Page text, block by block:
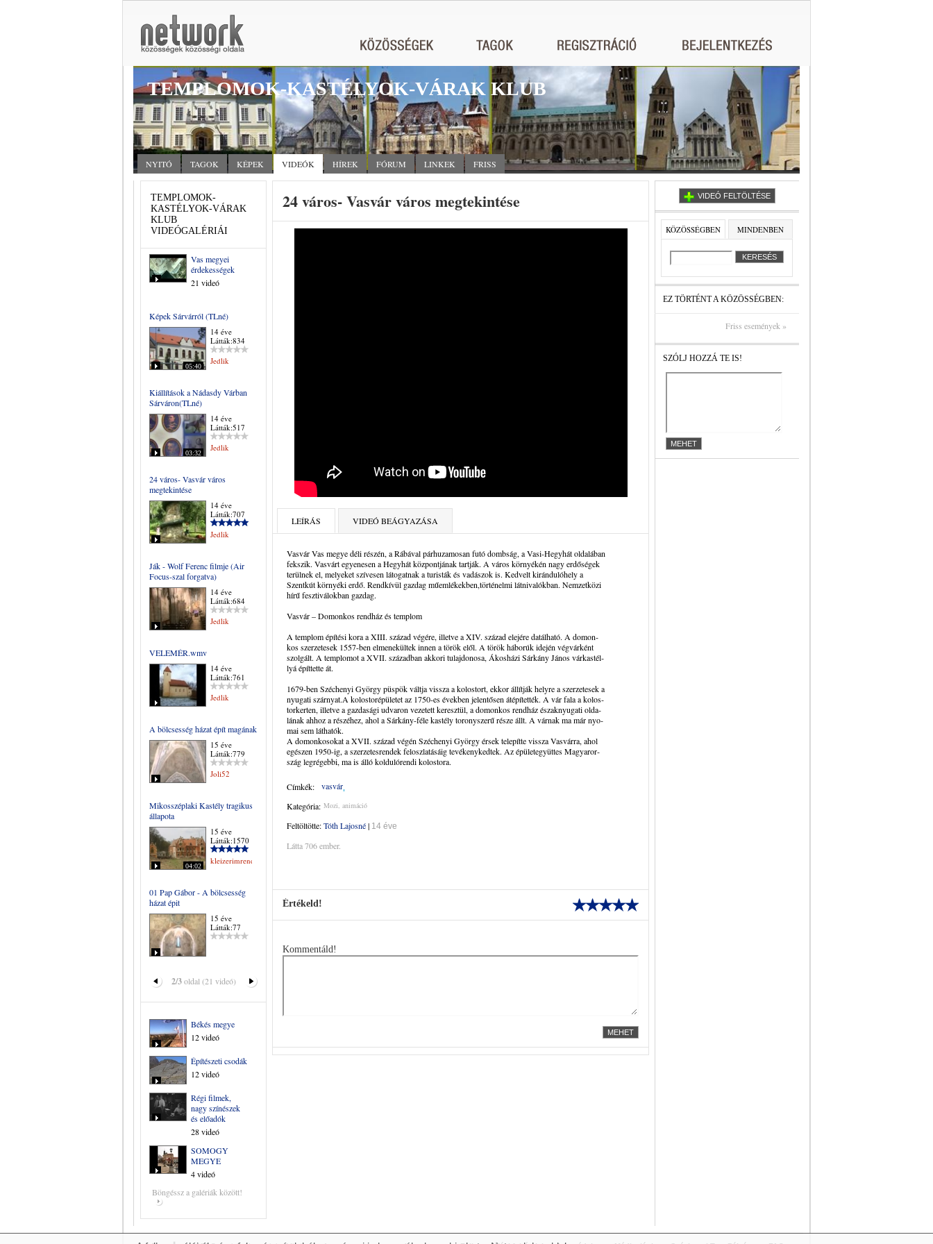
TEMPLOMOK-KASTÉLYOK-VÁRAK KLUB
NYITÓ TAGOK KÉPEK VIDEÓK HÍREK FÓRUM LINKEK FRISS
TEMPLOMOK-
KASTÉLYOK-VÁRAK
KLUB
VIDEÓGALÉRIÁI
Vas megyei
érdekességek
21 videó
Képek Sárvárról (TLné)
05:40
14 éve
Látták:834
Jedlik
Kiállítások a Nádasdy Várban
Sárváron(TLné)
03:32
14 éve
Látták:517
Jedlik
24 város- Vasvár város
megtekintése
14 éve
Látták:707
Jedlik
Ják - Wolf Ferenc filmje (Air
Focus-szal forgatva)
14 éve
Látták:684
Jedlik
VELEMÉR.wmv
14 éve
Látták:761
Jedlik
A bölcsesség házat épít magának
15 éve
Látták:779
Joli52
Mikosszéplaki Kastély tragikus
állapota
04:02
15 éve
Látták:1570
kleizerimrene
01 Pap Gábor - A bölcsesség
házat épit
15 éve
Látták:77
2/3oldal (21 videó)
Békés megye
12 videó
Építészeti csodák
12 videó
Régi filmek,
nagy színészek
és előadók
28 videó
SOMOGY
MEGYE
4 videó
Böngéssz a galériák között!
24 város- Vasvár város megtekintése
LEÍRÁS VIDEÓ BEÁGYAZÁSA
Vasvár Vas megye déli részén, a Rábával párhuzamosan futó dombság, a Vasi-Hegyhát oldalában
fekszik. Vasvárt egyenesen a Hegyhát központjának tartják. A város környékén nagy erdőségek
terülnek el, melyeket szívesen látogatnak a turisták és vadászok is. Kedvelt kirándulóhely a
Szentkút környéki erdő. Rendkívül gazdag műemlékekben,történelmi látnivalókban. Nemzetközi
hírű fesztiválokban gazdag.
Vas­vár – Do­mon­kos rend­ház és temp­lom
A temp­lom épí­té­si ko­ra a XIII. szá­zad vé­gé­re, il­let­ve a XIV. szá­zad ele­jé­re da­tál­ha­tó. A do­mon­
kos szer­ze­te­sek 1557-ben el­me­ne­kül­tek in­nen a tö­rök elől. A tö­rök há­bo­rúk ide­jén vég­vár­ként
szol­gált. A temp­lo­mot a XVII. szá­zad­ban ak­ko­ri tu­laj­do­no­sa, Ákosházi Sár­kány Já­nos vár­kas­tél­­
lyá épít­tet­te át.
1679-ben Szé­che­nyi Györ­gy püs­pök vált­ja vissza a ko­los­tort, ek­kor ál­lít­ják hely­re a szer­ze­te­sek a
nyu­ga­ti szárnyat.A ko­los­tor­épü­le­tet az 1750-es évek­ben je­len­tő­sen át­épí­tet­ték. A vár fa­la a ko­los­
tor­ker­ten, il­let­ve a gaz­da­sá­gi ud­va­ron ve­ze­tett ke­resz­tül, a do­mon­kos rend­ház észak­nyu­ga­ti ol­da­
lá­nak ah­hoz a ré­szé­hez, ahol a Sár­kány-fé­le kas­tély to­rony­sze­rű ré­sze állt. A vár­nak ma már nyo­
mai sem lát­ha­tók.
A do­mon­ko­so­kat a XVII. szá­zad vé­gén Szé­che­nyi Györ­gy ér­sek telepítte vis­­sza Vas­vár­ra, ahol
egé­szen 1950-ig, a szer­ze­tes­ren­dek fel­osz­la­tá­sá­ig te­vé­keny­ked­tek. Az épü­let­együt­tes Ma­gyar­or­
szág leg­ré­geb­bi, ma is ál­ló kol­du­ló­ren­di ko­los­to­ra.
Címkék:
vasvár
Kategória: Mozi, animáció
Feltöltötte:Tóth Lajosné| 14 éve
Látta 706 ember.
Értékeld!
Kommentáld!
VIDEÓ FELTÖLTÉSE
KÖZÖSSÉGBEN MINDENBEN
EZ TÖRTÉNT A KÖZÖSSÉGBEN:
Friss események »
SZÓLJ HOZZÁ TE IS!